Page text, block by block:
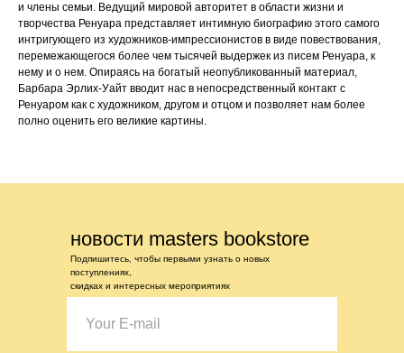
и члены семьи. Ведущий мировой авторитет в области жизни и
творчества Ренуара представляет интимную биографию этого самого
интригующего из художников-импрессионистов в виде повествования,
перемежающегося более чем тысячей выдержек из писем Ренуара, к
нему и о нем. Опираясь на богатый неопубликованный материал,
Барбара Эрлих-Уайт вводит нас в непосредственный контакт с
Ренуаром как с художником, другом и отцом и позволяет нам более
полно оценить его великие картины.
новости masters bookstore
Подпишитесь, чтобы первыми узнать о новых
поступлениях,
скидках и интересных мероприятиях